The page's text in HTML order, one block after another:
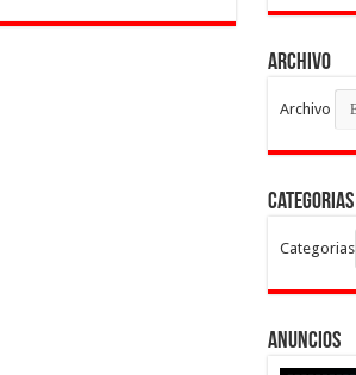
Archivo
Archivo
Categorias
Categorias
Anuncios